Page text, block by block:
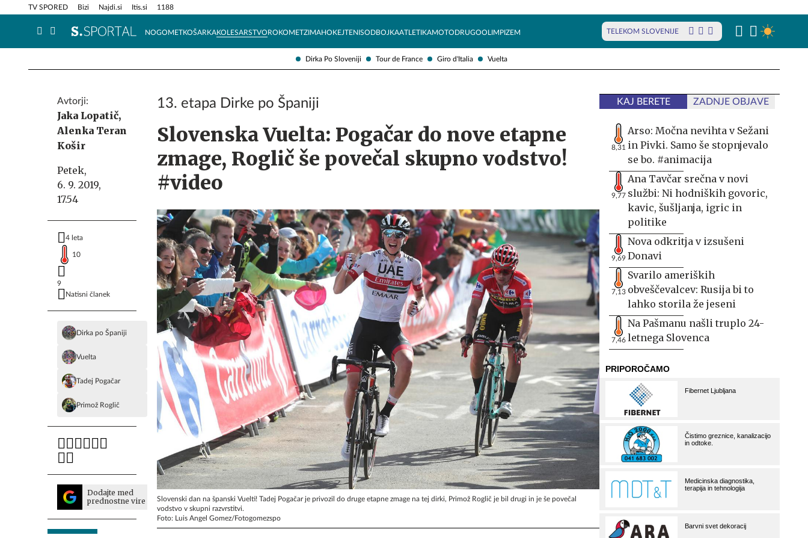
Dirka Po Sloveniji Tour de France Giro d'Italia Vuelta
TV SPORED Bizi Najdi.si Itis.si 1188
NOGOMETKOŠARKAKOLESARSTVOROKOMETZIMAHOKEJTENISODBOJKAATLETIKAMOTODRUGOOLIMPIZEM TELEKOM SLOVENIJE
Info in obvestila Tehnik
Avtorji:
Jaka Lopatič,
Alenka Teran
Košir
Petek,
6. 9. 2019,
17.54
4 leta
10
9
Natisni članek
Dirka po Španiji
Vuelta
Tadej Pogačar
Primož Roglič
Dodajte med
prednostne vire
13. etapa Dirke po Španiji
Slovenska Vuelta: Pogačar do nove etapne
zmage, Roglič še povečal skupno vodstvo!
#video
Slovenski dan na španski Vuelti! Tadej Pogačar je privozil do druge etapne zmage na tej dirki, Primož Roglič je bil drugi in je še povečal
vodstvo v skupni razvrstitvi.
Foto: Luis Angel Gomez/Fotogomezspo
KAJ BERETE ZADNJE OBJAVE
8,31
Arso: Močna nevihta v Sežani
in Pivki. Samo še stopnjevalo
se bo. #animacija
9,77
Ana Tavčar srečna v novi
službi: Ni hodniških govoric,
kavic, šušljanja, igric in
politike
9,69
Nova odkritja v izsušeni
Donavi
7,13
Svarilo ameriških
obveščevalcev: Rusija bi to
lahko storila že jeseni
7,46
Na Pašmanu našli truplo 24-
letnega Slovenca